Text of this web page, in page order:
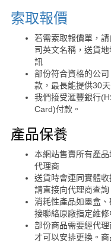
索取報價
若需索取報價單，
司英文名稱，送貨
訊
部份符合資格的公
款，最長能提供30
我們接受滙豐銀行
Card)付款。
產品保養
本網站售賣所有產
代理商
送貨時會連同實體
請直接向代理商查詢
消耗性產品如墨盒
接聯絡原廠指定維
部份商品需要經代
才可以安排更換。